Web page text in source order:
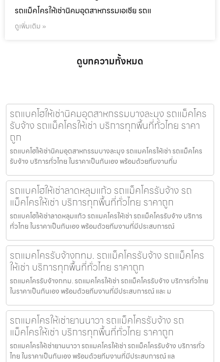
รถแม็คโครให้เช่านิคมอุตสาหกรรมเอเชีย รถแ
ดูเพิ่มเติม »
ดูบทความทั้งหมด
รถแบคโฮให้เช่านิคมอุตสาหกรรมบางละมุง รถแม็คโคร
รับจ้าง รถแม็คโครให้เช่า บริการทุกพื้นที่ทั่วไทย ราคา
ถูก
รถแบคโฮให้เช่านิคมอุตสาหกรรมบางละมุง รถแมคโครให้เช่า รถแม็คโคร
รับจ้าง บริการทั่วไทย ในราคาเป็นกันเอง พร้อมด้วยทีมงานที่ม
รถแบคโฮให้เช่าลาดหลุมแก้ว รถแม็คโครรับจ้าง รถ
แม็คโครให้เช่า บริการทุกพื้นที่ทั่วไทย ราคาถูก
รถแบคโฮให้เช่าลาดหลุมแก้ว รถแมคโครให้เช่า รถแม็คโครรับจ้าง บริการ
ทั่วไทย ในราคาเป็นกันเอง พร้อมด้วยทีมงานที่มีประสบการณ์
รถแมคโครรับจ้างกทม. รถแม็คโครรับจ้าง รถแม็คโคร
ให้เช่า บริการทุกพื้นที่ทั่วไทย ราคาถูก
รถแมคโครรับจ้างกทม. รถแมคโครให้เช่า รถแม็คโครรับจ้าง บริการทั่วไทย
ในราคาเป็นกันเอง พร้อมด้วยทีมงานที่มีประสบการณ์ และ ม
รถแมคโครให้เช่ายานนาวา รถแม็คโครรับจ้าง รถ
แม็คโครให้เช่า บริการทุกพื้นที่ทั่วไทย ราคาถูก
รถแมคโครให้เช่ายานนาวา รถแมคโครให้เช่า รถแม็คโครรับจ้าง บริการทั่ว
ไทย ในราคาเป็นกันเอง พร้อมด้วยทีมงานที่มีประสบการณ์ แล